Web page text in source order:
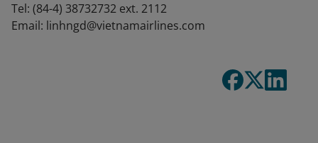
Tel: (84-4) 38732732 ext. 2112
Email: linhngd@vietnamairlines.com